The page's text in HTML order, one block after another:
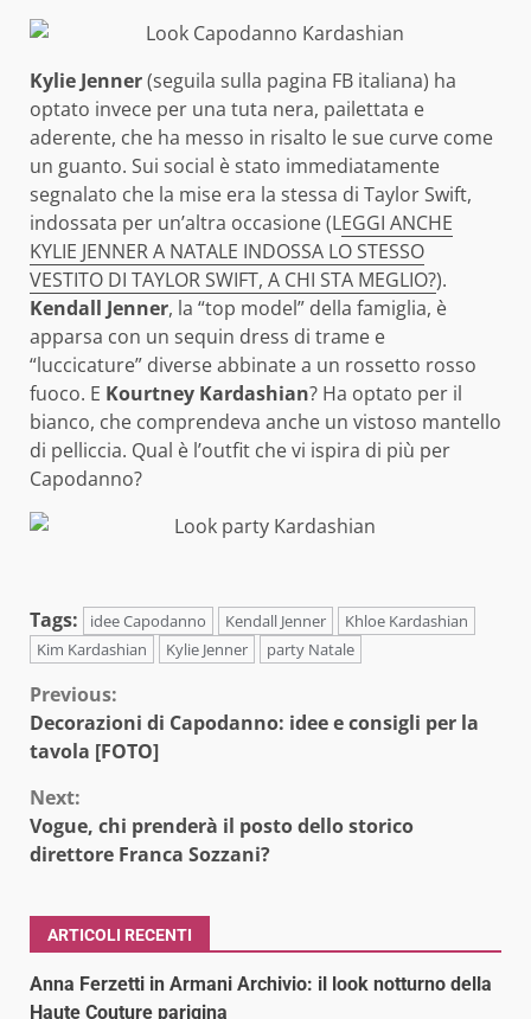
Kylie Jenner(seguila sulla pagina FB italiana) ha
optato invece per una tuta nera, pailettata e
aderente, che ha messo in risalto le sue curve come
un guanto. Sui social è stato immediatamente
segnalato che la mise era la stessa di Taylor Swift,
indossata per un’altra occasione (LEGGI ANCHE
KYLIE JENNER A NATALE INDOSSA LO STESSO
VESTITO DI TAYLOR SWIFT, A CHI STA MEGLIO?).
Kendall Jenner, la “top model” della famiglia, è
apparsa con un sequin dress di trame e
“luccicature” diverse abbinate a un rossetto rosso
fuoco. E Kourtney Kardashian? Ha optato per il
bianco, che comprendeva anche un vistoso mantello
di pelliccia. Qual è l’outfit che vi ispira di più per
Capodanno?
Tags: idee Capodanno Kendall Jenner
Khloe Kardashian
Kim Kardashian
Kylie Jenner party Natale
Continue
Reading
Previous:
Decorazioni di Capodanno: idee e consigli per la
tavola [FOTO]
Next:
Vogue, chi prenderà il posto dello storico
direttore Franca Sozzani?
ARTICOLI RECENTI
Anna Ferzetti in Armani Archivio: il look notturno della
Haute Couture parigina